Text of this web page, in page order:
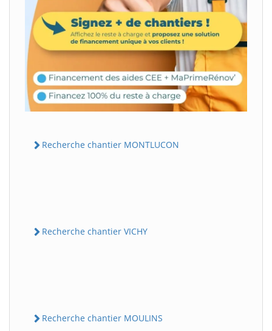
Recherche chantier MONTLUCON
Recherche chantier VICHY
Recherche chantier MOULINS